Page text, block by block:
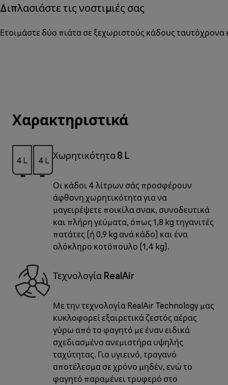
Διπλασιάστε τις νοστιμιές σας
Ετοιμάστε δύο πιάτα σε ξεχωριστούς κάδους
Χαρακτηριστικά
Χωρητικότητα 8 L
Οι κάδοι 4 λίτρων σάς προσφέρουν
άφθονη χωρητικότητα για να
μαγειρέψετε ποικίλα σνακ, συνοδευτικά
και πλήρη γεύματα, όπως 1,8 kg τηγανιτές
πατάτες (ή 0,9 kg ανά κάδο) και ένα
ολόκληρο κοτόπουλο (1,4 kg).
Τεχνολογία RealAir
Με την τεχνολογία RealAir Technology μας
κυκλοφορεί εξαιρετικά ζεστός αέρας
γύρω από το φαγητό με έναν ειδικά
σχεδιασμένο ανεμιστήρα υψηλής
ταχύτητας. Για υγιεινό, τραγανό
αποτέλεσμα σε χρόνο μηδέν, ενώ το
φαγητό παραμένει τρυφερό στο